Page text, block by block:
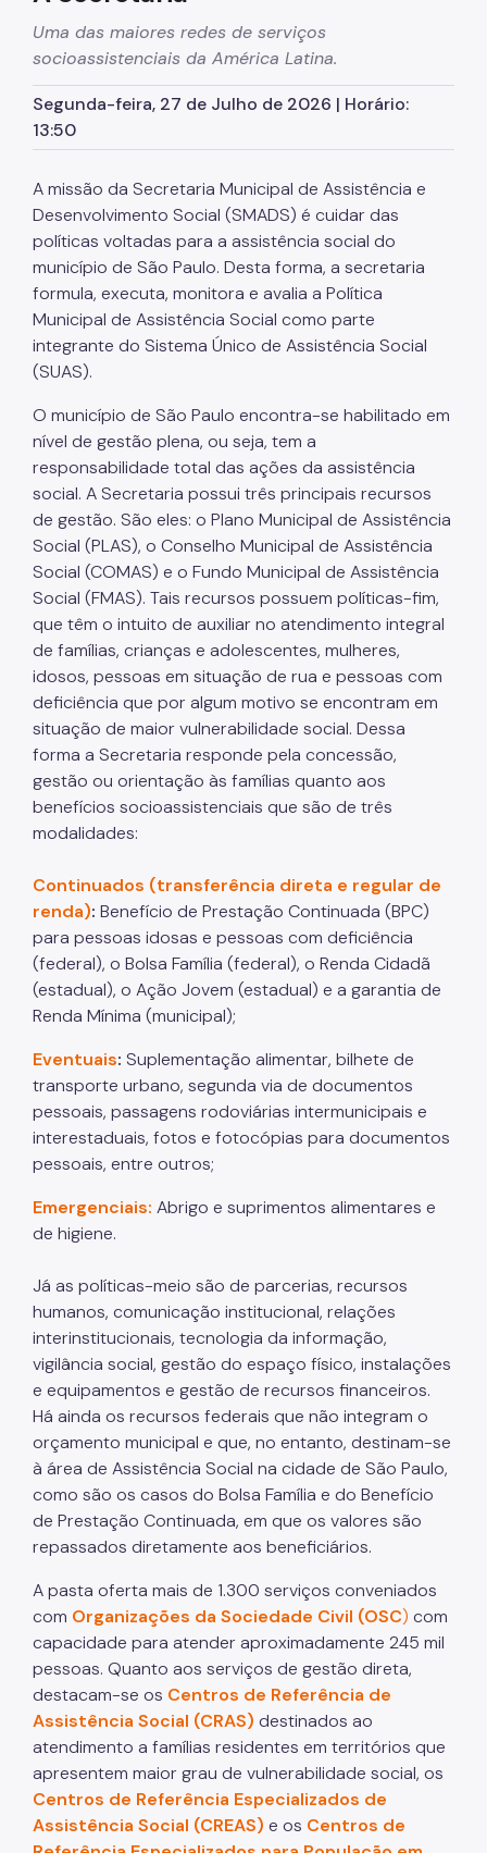
CPAS
Painéis
Crianças e Adolescentes
Jovens e Adultos
Idosos
Pessoas com Deficiência
Famílias
Família Acolhedora
Mulheres Vítimas de Violência
LGBTQIAPN+
Imigrantes
Programa Cidade Protetora
Operação Altas Temperaturas (OAT)
Operação Baixas Temperaturas (OBT)
Coordenadoria de Gestão de Benefícios
Transferência de Renda
Programa Bolsa Família
Benefício de Prestação Continuada (BPC)
Relação de Convênios e Parcerias
Instrumentais de Parcerias
Editais
Atas de Registro de Preço
Observatório Socioassistencial
Pesquisas
Georreferenciamento
Gestão da Informação
Monitoramento e Avaliação
Formulário Social
Imprensa
Notícias
Biblioteca
Materiais Públicos
Gestão de Pessoas
Núcleo de Atendimento ao Cidadão, Ouvidoria e
Controle Interno (NACI)
Política de Atendimento ao Cidadão (PAC)
Requerimento Eletrônico de Comunicação com
Órgãos de Justiça
Qualifica SUAS
Uma das maiores redes de serviços
socioassistenciais da América Latina.
Segunda-feira, 27 de Julho de 2026 | Horário:
13:50
A missão da Secretaria Municipal de Assistência e
Desenvolvimento Social (SMADS) é cuidar das
políticas voltadas para a assistência social do
município de São Paulo. Desta forma, a secretaria
formula, executa, monitora e avalia a Política
Municipal de Assistência Social como parte
integrante do Sistema Único de Assistência Social
(SUAS).
O município de São Paulo encontra-se habilitado em
nível de gestão plena, ou seja, tem a
responsabilidade total das ações da assistência
social. A Secretaria possui três principais recursos
de gestão. São eles: o Plano Municipal de Assistência
Social (PLAS), o Conselho Municipal de Assistência
Social (COMAS) e o Fundo Municipal de Assistência
Social (FMAS). Tais recursos possuem políticas-fim,
que têm o intuito de auxiliar no atendimento integral
de famílias, crianças e adolescentes, mulheres,
idosos, pessoas em situação de rua e pessoas com
deficiência que por algum motivo se encontram em
situação de maior vulnerabilidade social. Dessa
forma a Secretaria responde pela concessão,
gestão ou orientação às famílias quanto aos
benefícios socioassistenciais que são de três
modalidades:
Continuados (transferência direta e regular de
renda): Benefício de Prestação Continuada (BPC)
para pessoas idosas e pessoas com deficiência
(federal), o Bolsa Família (federal), o Renda Cidadã
(estadual), o Ação Jovem (estadual) e a garantia de
Renda Mínima (municipal);
Eventuais: Suplementação alimentar, bilhete de
transporte urbano, segunda via de documentos
pessoais, passagens rodoviárias intermunicipais e
interestaduais, fotos e fotocópias para documentos
pessoais, entre outros;
Emergenciais: Abrigo e suprimentos alimentares e
de higiene.
Já as políticas-meio são de parcerias, recursos
humanos, comunicação institucional, relações
interinstitucionais, tecnologia da informação,
vigilância social, gestão do espaço físico, instalações
e equipamentos e gestão de recursos financeiros.
Há ainda os recursos federais que não integram o
orçamento municipal e que, no entanto, destinam-se
à área de Assistência Social na cidade de São Paulo,
como são os casos do Bolsa Família e do Benefício
de Prestação Continuada, em que os valores são
repassados diretamente aos beneficiários.
A pasta oferta mais de 1.300 serviços conveniados
com Organizações da Sociedade Civil (OSC) com
capacidade para atender aproximadamente 245 mil
pessoas. Quanto aos serviços de gestão direta,
destacam-se os Centros de Referência de
Assistência Social (CRAS) destinados ao
atendimento a famílias residentes em territórios que
apresentem maior grau de vulnerabilidade social, os
Centros de Referência Especializados de
Assistência Social (CREAS) e os Centros de